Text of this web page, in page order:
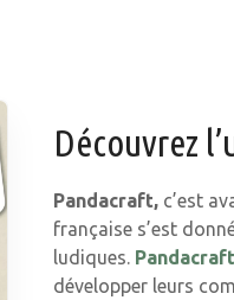
Découvrez
Pandacraft, c’est
française s’est
ludiques. Pandacraft
développer leurs